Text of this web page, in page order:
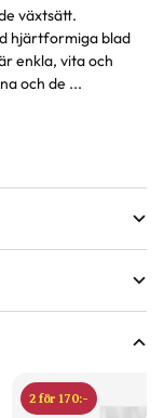
växtsätt.
hjärtformiga blad
enkla, vita och
och de ...
på växter
2 för 170:-